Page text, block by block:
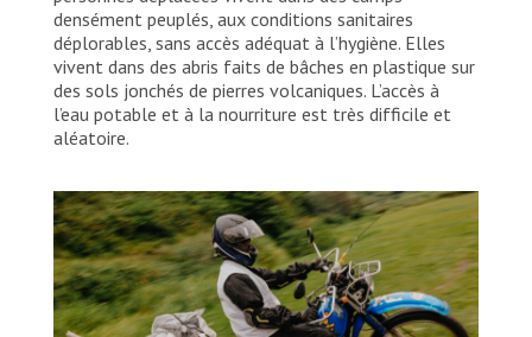
densément peuplés, aux conditions sanitaires
déplorables, sans accès adéquat à l’hygiène. Elles
vivent dans des abris faits de bâches en plastique sur
des sols jonchés de pierres volcaniques. L’accès à
l’eau potable et à la nourriture est très difficile et
aléatoire.